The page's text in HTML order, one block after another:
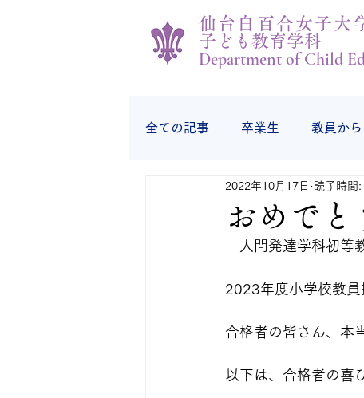
仙台白百合女子大
子ども教育学科
Department of Child
全ての記事 卒業生 教員から
学生の様子 学生から
おめで
2022年10月17日 読了時間:
人間発達学科初等
2023年度小学校教員
合格者の皆さん、本
以下は、合格者の喜